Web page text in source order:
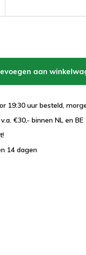
aan
19:30 uur besteld,
€30,- binnen NL en BE
14 dagen